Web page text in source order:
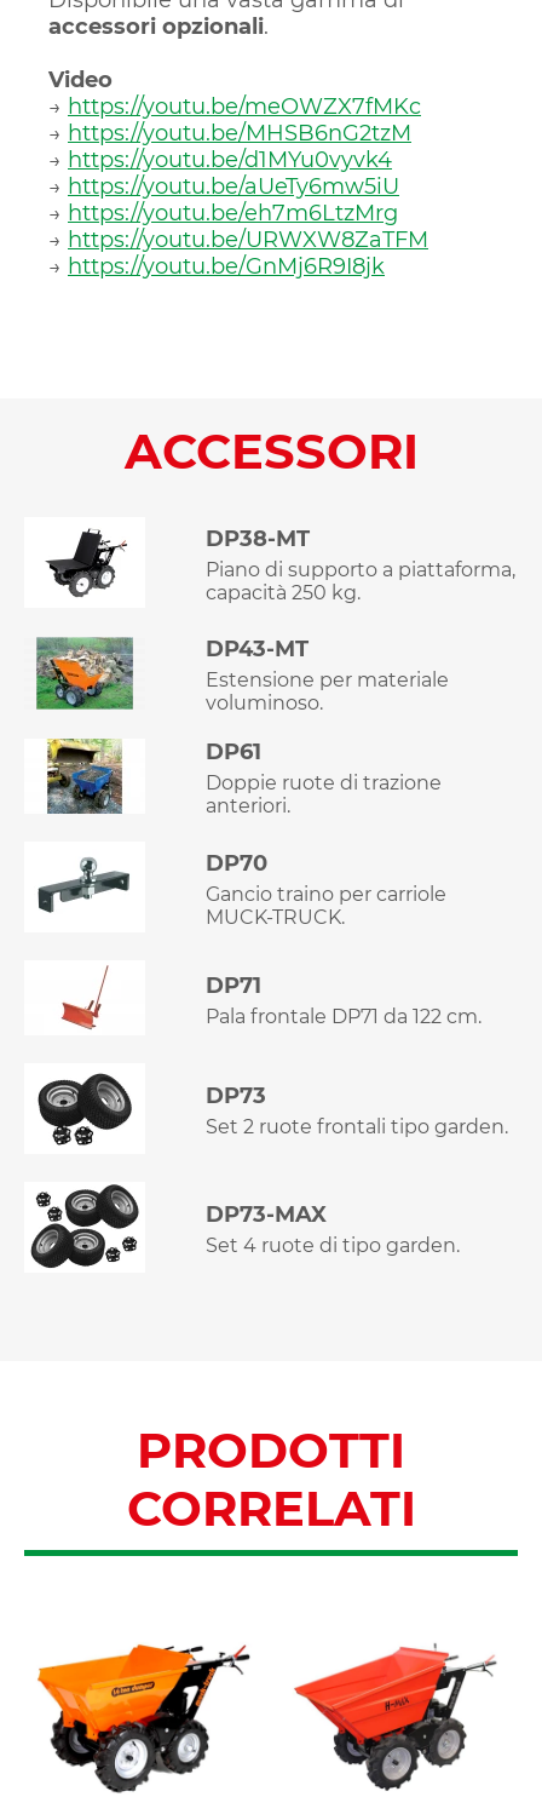
accessori opzionali.
Video
→ https://youtu.be/meOWZX7fMKc
→ https://youtu.be/MHSB6nG2tzM
→ https://youtu.be/d1MYu0vyvk4
→ https://youtu.be/aUeTy6mw5iU
→ https://youtu.be/eh7m6LtzMrg
→ https://youtu.be/URWXW8ZaTFM
→ https://youtu.be/GnMj6R9I8jk
ACCESSORI
DP38-MT
Piano di supporto a piattaforma,
capacità 250 kg.
DP43-MT
Estensione per materiale
voluminoso.
DP61
Doppie ruote di trazione
anteriori.
DP70
Gancio traino per carriole
MUCK-TRUCK.
DP71
Pala frontale DP71 da 122 cm.
DP73
Set 2 ruote frontali tipo garden.
DP73-MAX
Set 4 ruote di tipo garden.
PRODOTTI
CORRELATI